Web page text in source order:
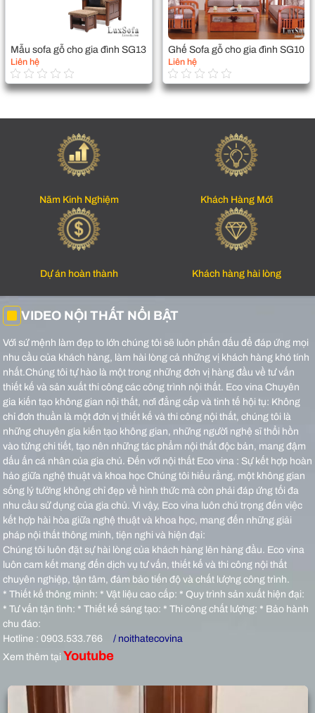
Mẫu sofa gỗ cho gia đình SG13
Liên hệ
Ghế Sofa gỗ cho gia đình SG10
Liên hệ
Năm Kinh Nghiệm Khách Hàng Mới
Dự án hoàn thành Khách hàng hài lòng
VIDEO NỘI THẤT NỔI BẬT
Với sứ mệnh làm đẹp to lớn chúng tôi sẽ luôn phấn đấu để đáp ứng mọi
nhu cầu của khách hàng, làm hài lòng cả những vị khách hàng khó tính
nhất.Chúng tôi tự hào là một trong những đơn vị hàng đầu về tư vấn
thiết kế và sản xuất thi công các công trình nội thất. Eco vina Chuyên
gia kiến tạo không gian nội thất, nơi đẳng cấp và tinh tế hội tụ: Không
chỉ đơn thuần là một đơn vị thiết kế và thi công nội thất, chúng tôi là
những chuyên gia kiến tạo không gian, những người nghệ sĩ thổi hồn
vào từng chi tiết, tạo nên những tác phẩm nội thất độc bản, mang đậm
dấu ấn cá nhân của gia chủ. Đến với nội thất Eco vina : Sự kết hợp hoàn
hảo giữa nghệ thuật và khoa học Chúng tôi hiểu rằng, một không gian
sống lý tưởng không chỉ đẹp về hình thức mà còn phải đáp ứng tối đa
nhu cầu sử dụng của gia chủ. Vì vậy, Eco vina luôn chú trọng đến việc
kết hợp hài hòa giữa nghệ thuật và khoa học, mang đến những giải
pháp nội thất thông minh, tiện nghi và hiện đại:
Chúng tôi luôn đặt sự hài lòng của khách hàng lên hàng đầu. Eco vina
luôn cam kết mang đến dịch vụ tư vấn, thiết kế và thi công nội thất
chuyên nghiệp, tận tâm, đảm bảo tiến độ và chất lượng công trình.
* Thiết kế thông minh: * Vật liệu cao cấp: * Quy trình sản xuất hiện đại:
* Tư vấn tận tình: * Thiết kế sáng tạo: * Thi công chất lượng: * Bảo hành
chu đáo:
Hotline : 0903.533.766
/ noithatecovina
Xem thêm tại Youtube